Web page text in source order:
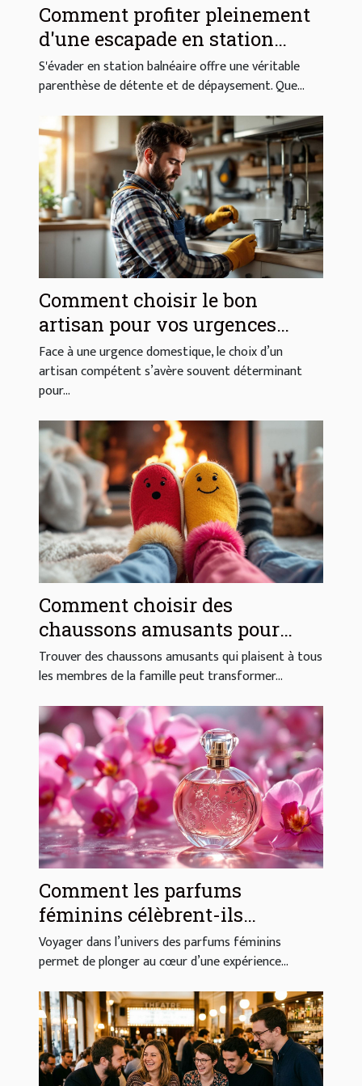
Comment profiter pleinement
d'une escapade en station
balnéaire ?
S'évader en station balnéaire offre une véritable
parenthèse de détente et de dépaysement. Que...
Comment choisir le bon
artisan pour vos urgences
domestiques ?
Face à une urgence domestique, le choix d’un
artisan compétent s’avère souvent déterminant
pour...
Comment choisir des
chaussons amusants pour
toute la famille ?
Trouver des chaussons amusants qui plaisent à tous
les membres de la famille peut transformer...
Comment les parfums
féminins célèbrent-ils
l'élégance et la sensualité ?
Voyager dans l’univers des parfums féminins
permet de plonger au cœur d’une expérience...